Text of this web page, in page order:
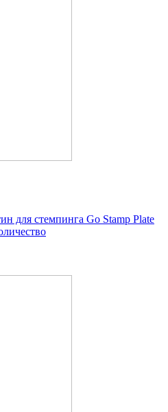
для стемпинга Go Stamp Plate